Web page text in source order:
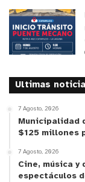
sitio del
rigor, tomar
inspectores
a la unidad
a
respectiva
posterior
robo en lugar
Ultimas
7 Agosto, 2026
Municipalidad
$125 millones
7 Agosto, 2026
Cine, música
espectáculos